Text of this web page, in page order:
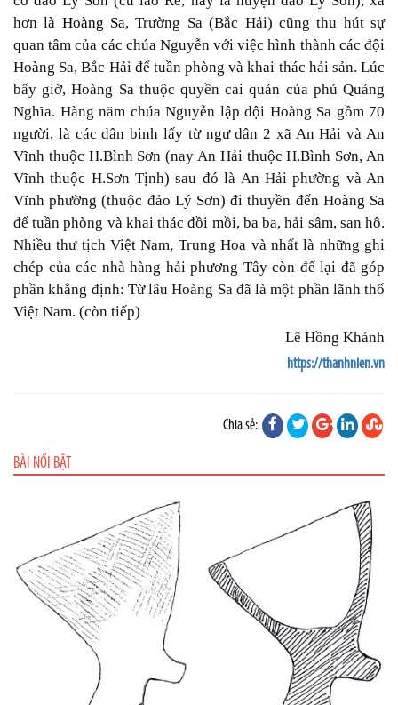
hơn là Hoàng Sa, Trường Sa (Bắc Hải) cũng thu hút sự
quan tâm của các chúa Nguyễn với việc hình thành các đội
Hoàng Sa, Bắc Hải để tuần phòng và khai thác hải sản. Lúc
bấy giờ, Hoàng Sa thuộc quyền cai quản của phủ Quảng
Nghĩa. Hàng năm chúa Nguyễn lập đội Hoàng Sa gồm 70
người, là các dân binh lấy từ ngư dân 2 xã An Hải và An
Vĩnh thuộc H.Bình Sơn (nay An Hải thuộc H.Bình Sơn, An
Vĩnh thuộc H.Sơn Tịnh) sau đó là An Hải phường và An
Vĩnh phường (thuộc đảo Lý Sơn) đi thuyền đến Hoàng Sa
để tuần phòng và khai thác đồi mồi, ba ba, hải sâm, san hô.
Nhiều thư tịch Việt Nam, Trung Hoa và nhất là những ghi
chép của các nhà hàng hải phương Tây còn để lại đã góp
phần khẳng định: Từ lâu Hoàng Sa đã là một phần lãnh thổ
Việt Nam. (còn tiếp)
Lê Hồng Khánh
https://thanhnien.vn
Chia sẻ:
BÀI NỔI BẬT